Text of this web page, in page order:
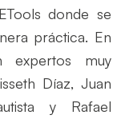
donde se
práctica. En
expertos muy
Díaz, Juan
y Rafael